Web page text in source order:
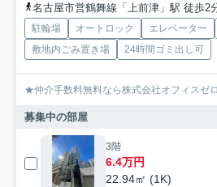
名古屋市営鶴舞線「上前津」駅 徒歩2
駐輪場 オートロック エレベーター
敷地内ごみ置き場
24時間ゴミ出し可
★仲介手数料無料なら株式会社オフィスゼ
募集中の部屋
3階
6.4万円
22.94㎡ (1K)